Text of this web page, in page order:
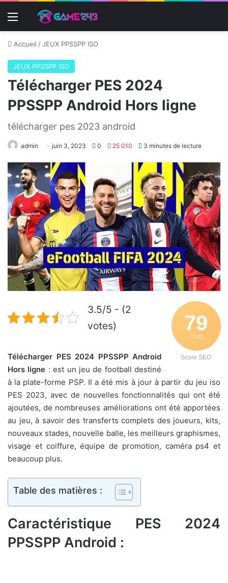
Menu
Accueil /JEUX PPSSPP ISO
JEUX PPSSPP ISO
Télécharger PES 2024
PPSSPP Android Hors ligne
télécharger pes 2023 android
admin juin 3, 2023 0 25 010 3 minutes de lecture
79
/ 100
Score SEO
3.5/5 - (2
votes)
Télécharger PES 2024 PPSSPP Android
Hors ligne : est un jeu de football destiné
à la plate-forme PSP. Il a été mis à jour à partir du jeu iso
PES 2023, avec de nouvelles fonctionnalités qui ont été
ajoutées, de nombreuses améliorations ont été apportées
au jeu, à savoir des transferts complets des joueurs, kits,
nouveaux stades, nouvelle balle, les meilleurs graphismes,
visage et coiffure, équipe de promotion, caméra ps4 et
beaucoup plus.
Table des matières :
Caractéristique PES 2024
PPSSPP Android :